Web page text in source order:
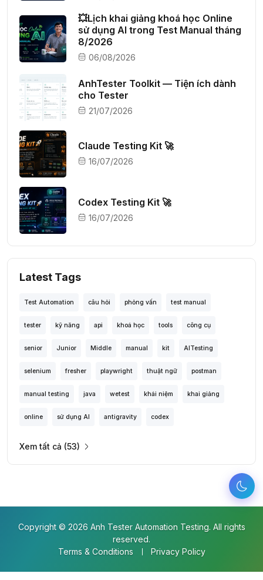
💥Lịch khai giảng khoá học Online
sử dụng AI trong Test Manual tháng
8/2026
06/08/2026
AnhTester Toolkit — Tiện ích dành
cho Tester
21/07/2026
Claude Testing Kit 🚀
16/07/2026
Codex Testing Kit 🚀
16/07/2026
Latest Tags
Test Automation câu hỏi phỏng vấn test manual
tester kỹ năng api khoá học tools công cụ
senior Junior Middle manual kit AITesting
selenium fresher playwright thuật ngữ postman
manual testing java wetest khái niệm khai giảng
online sử dụng AI antigravity codex
Xem tất cả (53)
Copyright © 2026 Anh Tester Automation Testing. All rights
reserved.
Terms & Conditions
Privacy Policy